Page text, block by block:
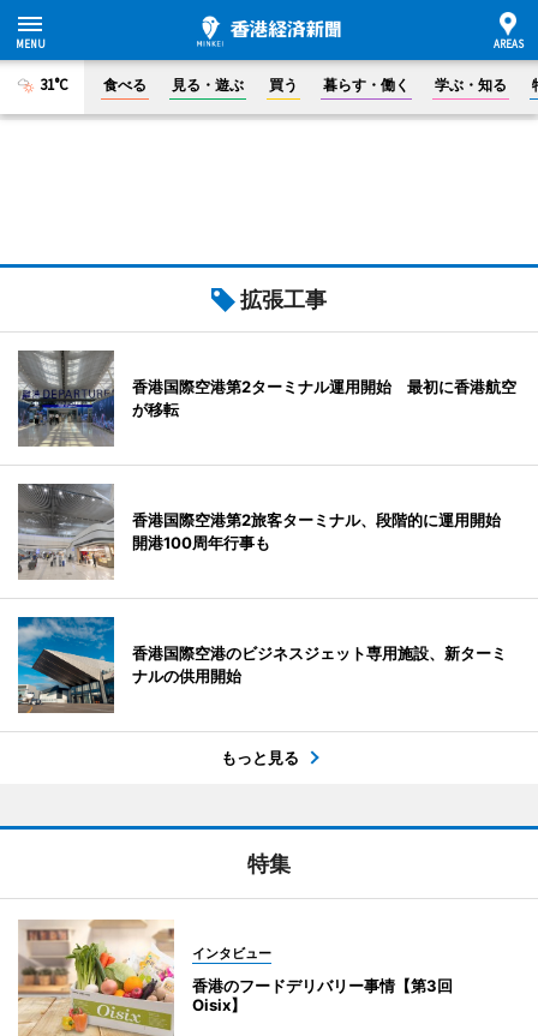
31°C 食べる 見る・遊ぶ 買う 暮らす・働く 学ぶ・知る
拡張工事
香港国際空港第2ターミナル運用開始 最初に香港航空
が移転
香港国際空港第2旅客ターミナル、段階的に運用開始
開港100周年行事も
香港国際空港のビジネスジェット専用施設、新ターミ
ナルの供用開始
もっと見る
特集
インタビュー
香港のフードデリバリー事情【第3回
Oisix】